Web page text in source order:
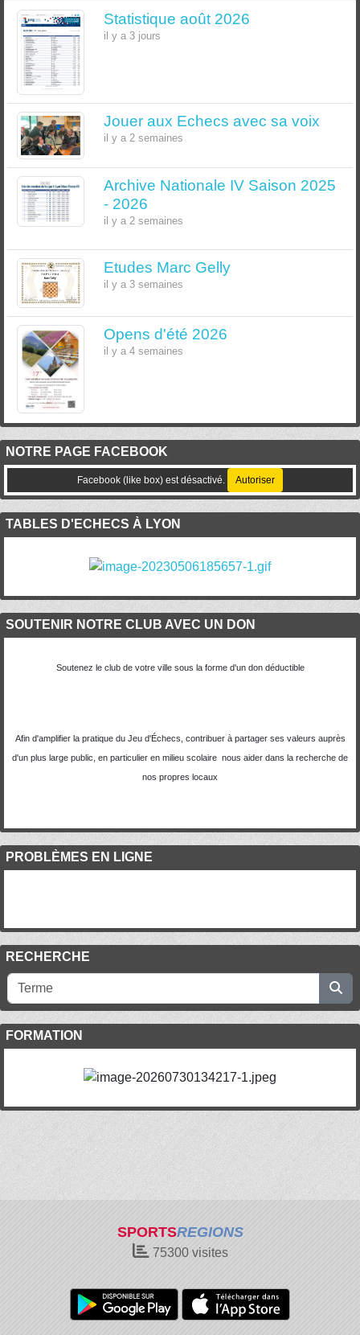
Statistique août 2026
il y a 3 jours
Jouer aux Echecs avec sa voix
il y a 2 semaines
Archive Nationale IV Saison 2025
- 2026
il y a 2 semaines
Etudes Marc Gelly
il y a 3 semaines
Opens d'été 2026
il y a 4 semaines
NOTRE PAGE FACEBOOK
Facebook (like box) est désactivé. Autoriser
TABLES D'ECHECS À LYON
SOUTENIR NOTRE CLUB AVEC UN DON
Soutenez le club de votre ville sous la forme d'un don déductible
Afin d'amplifier la pratique du Jeu d'Échecs, contribuer à partager ses valeurs auprès
d'un plus large public, en particulier en milieu scolaire nous aider dans la recherche de
nos propres locaux
PROBLÈMES EN LIGNE
RECHERCHE
FORMATION
SPORTSREGIONS
75300visites